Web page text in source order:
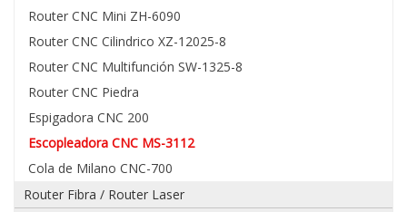
Adjuntar
imagen
factura,
guía
boleta:
Router CNC Mini ZH-6090
Router CNC Cilindrico XZ-12025-8
Router CNC Multifunción SW-1325-8
Router CNC Piedra
Espigadora CNC 200
Escopleadora CNC MS-3112
Cola de Milano CNC-700
Router Fibra / Router Laser